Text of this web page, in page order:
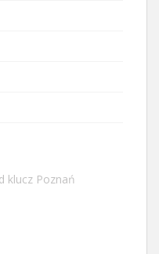
klucz Poznań